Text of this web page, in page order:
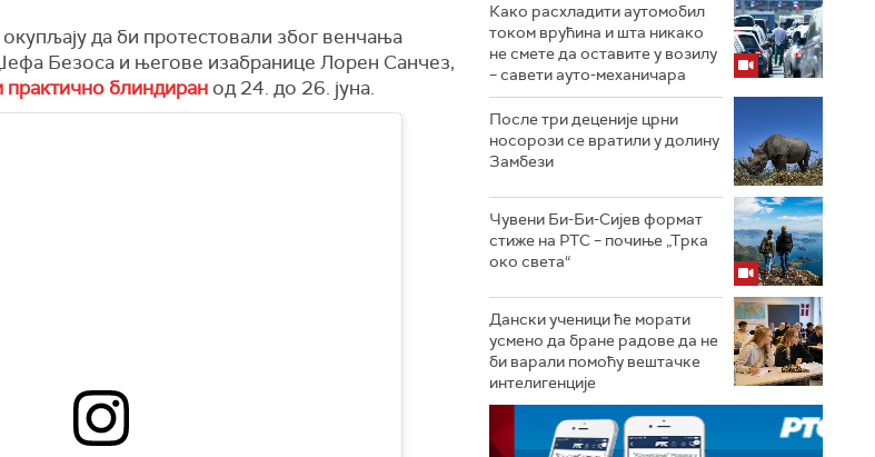
да би протестовали због венчања
Безоса и његове изабранице Лорен Санчез,
практично блиндиран од 24. до 26. јуна.
Како расхладити аутомобил
током врућина и шта никако
не смете да оставите у возилу
– савети ауто-механичара
После три деценије црни
носорози се вратили у долину
Замбези
Чувени Би-Би-Сијев формат
стиже на РТС – почиње „Трка
око света“
Дански ученици ће морати
усмено да бране радове да не
би варали помоћу вештачке
интелигенције